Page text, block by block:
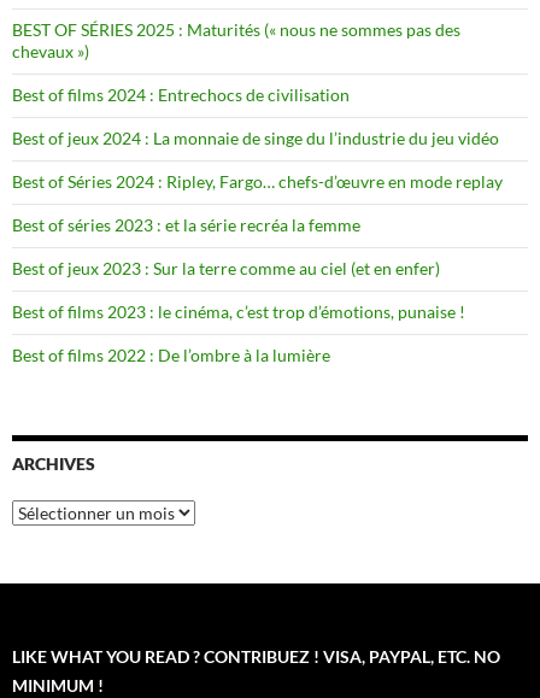
BEST OF SÉRIES 2025 : Maturités (« nous ne sommes pas des
chevaux »)
Best of films 2024 : Entrechocs de civilisation
Best of jeux 2024 : La monnaie de singe du l’industrie du jeu vidéo
Best of Séries 2024 : Ripley, Fargo… chefs-d’œuvre en mode replay
Best of séries 2023 : et la série recréa la femme
Best of jeux 2023 : Sur la terre comme au ciel (et en enfer)
Best of films 2023 : le cinéma, c’est trop d’émotions, punaise !
Best of films 2022 : De l’ombre à la lumière
ARCHIVES
Archives
LIKE WHAT YOU READ ? CONTRIBUEZ ! VISA, PAYPAL, ETC. NO
MINIMUM !